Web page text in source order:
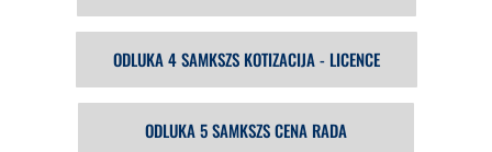
ODLUKA 4 SAMKSZS KOTIZACIJA - LICENCE
ODLUKA 5 SAMKSZS CENA RADA